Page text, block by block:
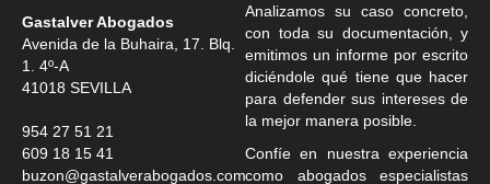
Gastalver Abogados
Avenida de la Buhaira, 17. Blq.
1. 4º-A
41018 SEVILLA
954 27 51 21
609 18 15 41
buzon@gastalverabogados.com
Analizamos su caso concreto,
con toda su documentación, y
emitimos un informe por escrito
diciéndole qué tiene que hacer
para defender sus intereses de
la mejor manera posible.
Confíe en nuestra experiencia
como abogados especialistas